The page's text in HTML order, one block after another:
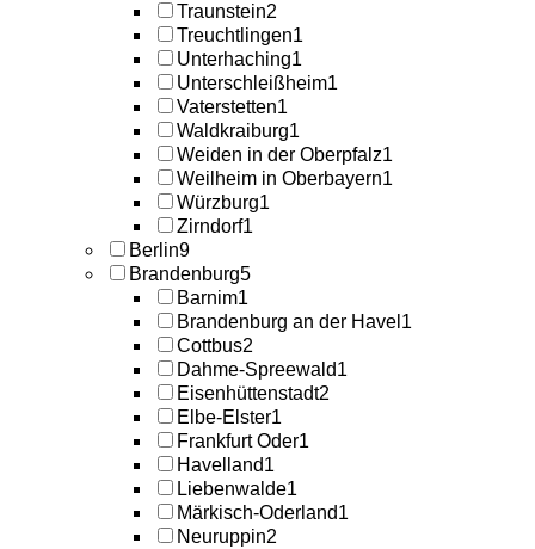
Traunstein2
Treuchtlingen1
Unterhaching1
Unterschleißheim1
Vaterstetten1
Waldkraiburg1
Weiden in der Oberpfalz1
Weilheim in Oberbayern1
Würzburg1
Zirndorf1
Berlin9
Brandenburg5
Barnim1
Brandenburg an der Havel 1
Cottbus2
Dahme-Spreewald1
Eisenhüttenstadt2
Elbe-Elster1
Frankfurt Oder1
Havelland1
Liebenwalde1
Märkisch-Oderland1
Neuruppin2